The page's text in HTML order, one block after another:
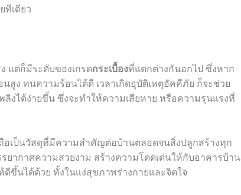
ทีเดียว
แต่ก็มีระดับของเกรดกระเบื้องที่แตกต่างกันอกไป ซึ่งหาก
ง ทนความร้อนได้ดี เวลาเกิดอุบัติเหตุอัคคีภัย ก็จะช่วย
งได้ง่ายขึ้น ซึ่งจะทำให้ความเสียหาย หรือความรุนแรงที่
อเป็นวัสดุที่มีความสำคัญต่อบ้านตลอดจนสิ่งปลูกสร้างทุก
ยากาศความสวยงาม สร้างความโดดเด่นให้กับอาคารบ้าน
ขึ้นได้ด้วย ทั้งในแง่สุขภาพร่างกายและจิตใจ